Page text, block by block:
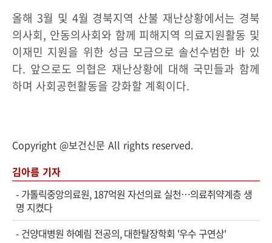
올해 3월 및 4월 경북지역 산불 재난상황에서는 경북
의사회, 안동의사회와 함께 피해지역 의료지원활동 및
이재민 지원을 위한 성금 모금으로 솔선수범한 바 있
다. 앞으로도 의협은 재난상황에 대해 국민들과 함께
하며 사회공헌활동을 강화할 계획이다.
Copyright @보건신문 All rights reserved.
김아름 기자
- 가톨릭중앙의료원, 187억원 자선의료 실천…의료취약계층 생
명 지켰다
- 건양대병원 하예림 전공의, 대한탈장학회 '우수 구연상'